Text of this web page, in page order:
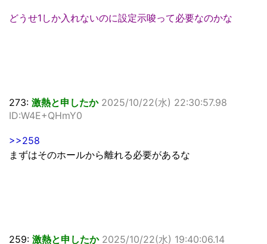
どうせ1しか入れないのに設定示唆って必要なのかな
273: 激熱と申したか 2025/10/22(水) 22:30:57.98
ID:W4E+QHmY0
>>258
まずはそのホールから離れる必要があるな
259: 激熱と申したか 2025/10/22(水) 19:40:06.14